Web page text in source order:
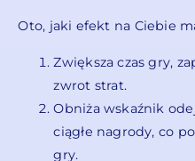
Oto, jaki efekt na Ciebie
Zwiększa czas gry,
zwrot strat.
Obniża wskaźnik
ciągłe nagrody, co
gry.